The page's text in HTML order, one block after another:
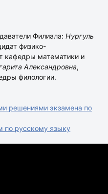
Филиала: Нургуль
физико-
кафедры математики и
Александровна,
филологии.
решениями экзамена по
по русскому языку